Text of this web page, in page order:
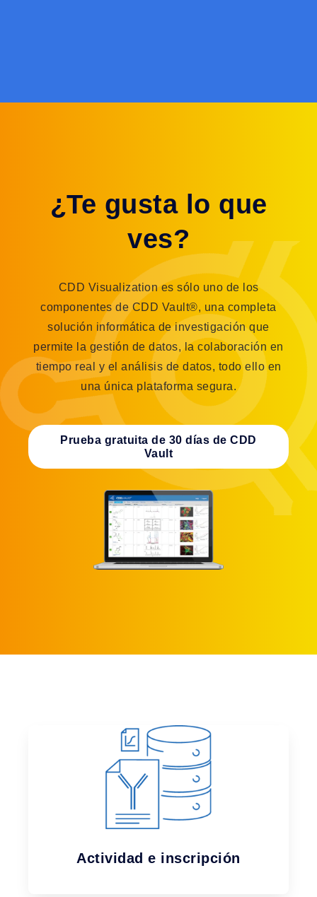
¿Te gusta lo que
ves?
CDD Visualization es sólo uno de los
componentes de CDD Vault®, una completa
solución informática de investigación que
permite la gestión de datos, la colaboración en
tiempo real y el análisis de datos, todo ello en
una única plataforma segura.
Prueba gratuita de 30 días de CDD
Vault
Actividad e inscripción